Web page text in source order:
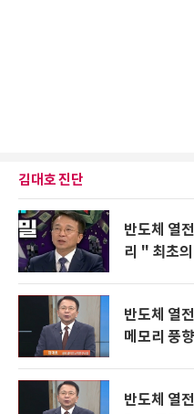
김대호 진단
반도체 열
리 " 최초
반도체 열
메모리 풍
반도체 열